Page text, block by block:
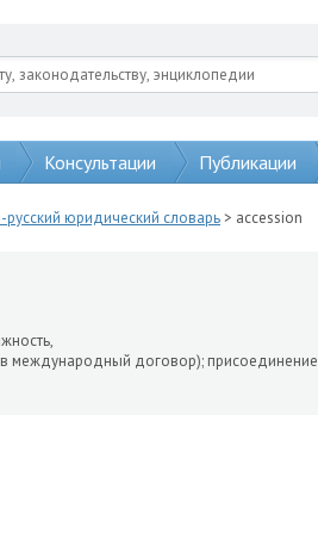
Консультации Публикации
русский юридический словарь> accession
(в международный договор); присое­динение